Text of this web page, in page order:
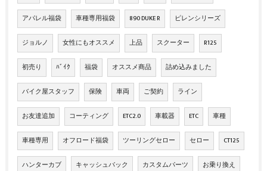
アパレル福袋 車種専用福袋 890 DUKE R ピレンシリーズ
ジョルノ 女性にもオススメ 上品 スクーター R125
初売り ﾊﾞｲｸ 福袋 オススメ商品 詰め込みました
バイク屋スタッフ 保険 車両 ご契約 ライン
お友達追加 コーティング ETC2.0 車載器 ETC 車種
車種専用 オフロード福袋 ツーリングセロー セロー CT125
ハンターカブ キャッシュバック カスタムパーツ お乗り換え